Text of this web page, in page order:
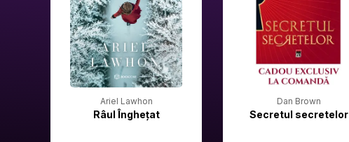
Ariel Lawhon
Râul Înghețat
Dan Brown
Secretul secretelor